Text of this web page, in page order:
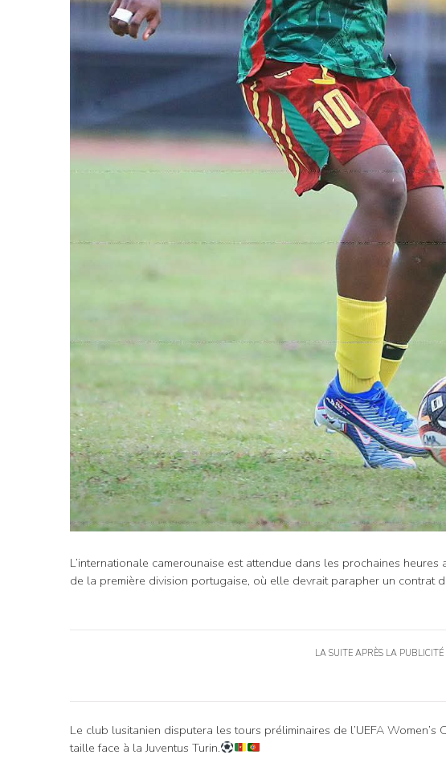
L’internationale camerounaise est attendue dans les prochaines
de la première division portugaise, où elle devrait parapher un contrat
LA SUITE APRÈS LA PUBLICITÉ
Le club lusitanien disputera les tours préliminaires de l’UEFA
taille face à la Juventus Turin.